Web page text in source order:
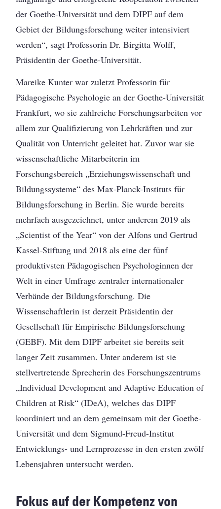
der Goethe-Universität und dem DIPF auf dem
Gebiet der Bildungsforschung weiter intensiviert
werden“, sagt Professorin Dr. Birgitta Wolff,
Präsidentin der Goethe-Universität.
Mareike Kunter war zuletzt Professorin für
Pädagogische Psychologie an der Goethe-Universität
Frankfurt, wo sie zahlreiche Forschungsarbeiten vor
allem zur Qualifizierung von Lehrkräften und zur
Qualität von Unterricht geleitet hat. Zuvor war sie
wissenschaftliche Mitarbeiterin im
Forschungsbereich „Erziehungswissenschaft und
Bildungssysteme“ des Max-Planck-Instituts für
Bildungsforschung in Berlin. Sie wurde bereits
mehrfach ausgezeichnet, unter anderem 2019 als
„Scientist of the Year“ von der Alfons und Gertrud
Kassel-Stiftung und 2018 als eine der fünf
produktivsten Pädagogischen Psychologinnen der
Welt in einer Umfrage zentraler internationaler
Verbände der Bildungsforschung. Die
Wissenschaftlerin ist derzeit Präsidentin der
Gesellschaft für Empirische Bildungsforschung
(GEBF). Mit dem DIPF arbeitet sie bereits seit
langer Zeit zusammen. Unter anderem ist sie
stellvertretende Sprecherin des Forschungszentrums
„Individual Development and Adaptive Education of
Children at Risk“ (IDeA), welches das DIPF
koordiniert und an dem gemeinsam mit der Goethe-
Universität und dem Sigmund-Freud-Institut
Entwicklungs- und Lernprozesse in den ersten zwölf
Lebensjahren untersucht werden.
Fokus auf der Kompetenz von